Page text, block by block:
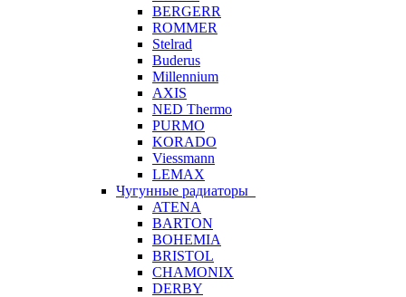
BERGERR
ROMMER
Stelrad
Buderus
Millennium
AXIS
NED Thermo
PURMO
KORADO
Viessmann
LEMAX
Чугунные радиаторы
ATENA
BARTON
BOHEMIA
BRISTOL
CHAMONIX
DERBY